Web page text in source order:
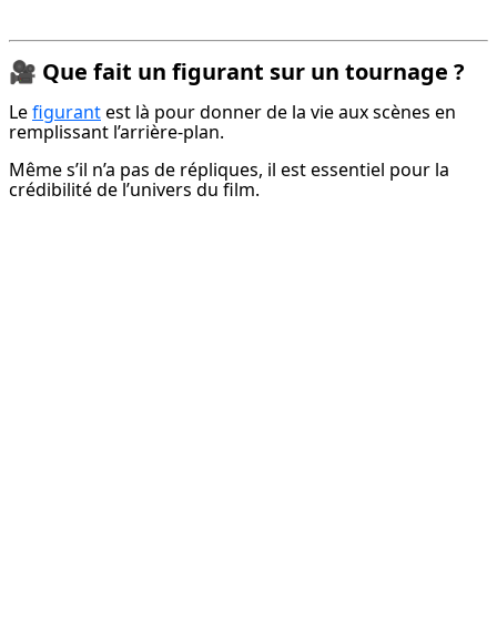
🎥 Que fait un figurant sur un tournage ?
Le figurant est là pour donner de la vie aux scènes en
remplissant l’arrière-plan.
Même s’il n’a pas de répliques, il est essentiel pour la
crédibilité de l’univers du film.